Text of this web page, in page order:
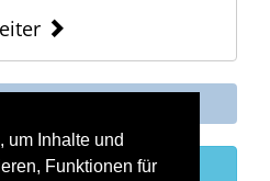
um Inhalte und
Funktionen für
Bild